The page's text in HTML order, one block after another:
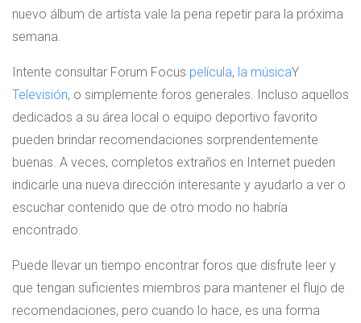
nuevo álbum de artista vale la pena repetir para la próxima
semana.
Intente consultar Forum Focus película, la músicaY
Televisión, o simplemente foros generales. Incluso aquellos
dedicados a su área local o equipo deportivo favorito
pueden brindar recomendaciones sorprendentemente
buenas. A veces, completos extraños en Internet pueden
indicarle una nueva dirección interesante y ayudarlo a ver o
escuchar contenido que de otro modo no habría
encontrado.
Puede llevar un tiempo encontrar foros que disfrute leer y
que tengan suficientes miembros para mantener el flujo de
recomendaciones, pero cuando lo hace, es una forma